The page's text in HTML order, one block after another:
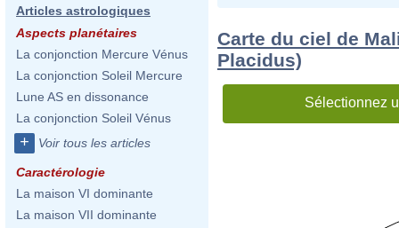
Articles astrologiques
Aspects planétaires
La conjonction Mercure Vénus
La conjonction Soleil Mercure
Lune AS en dissonance
La conjonction Soleil Vénus
+ Voir tous les articles
Caractérologie
La maison VI dominante
La maison VII dominante
Carte du ciel de
Placidus)
Sélectionnez